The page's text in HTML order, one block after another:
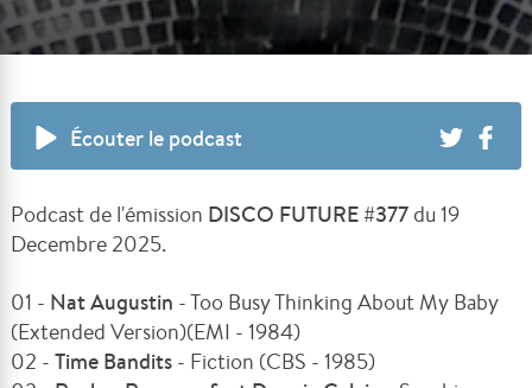
Écouter le podcast
Podcast de l'émission DISCO FUTURE #377 du 19
Decembre 2025.
01 - Nat Augustin - Too Busy Thinking About My Baby
(Extended Version)(EMI - 1984)
02 -Time Bandits - Fiction (CBS - 1985)